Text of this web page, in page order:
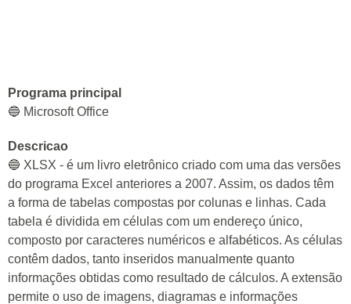
Programa principal
🔵 Microsoft Office
Descricao
🔵 XLSX - é um livro eletrônico criado com uma das versões
do programa Excel anteriores a 2007. Assim, os dados têm
a forma de tabelas compostas por colunas e linhas. Cada
tabela é dividida em células com um endereço único,
composto por caracteres numéricos e alfabéticos. As células
contêm dados, tanto inseridos manualmente quanto
informações obtidas como resultado de cálculos. A extensão
permite o uso de imagens, diagramas e informações